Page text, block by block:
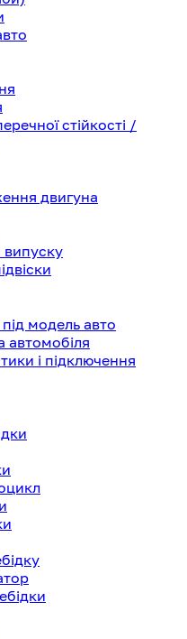
стійкості /
двигуна
випуску
модель авто
автомобіля
і підключення